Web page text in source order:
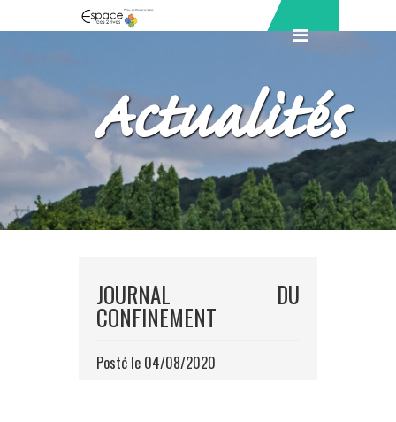
Actualités
JOURNAL DU
CONFINEMENT
Posté le 04/08/2020